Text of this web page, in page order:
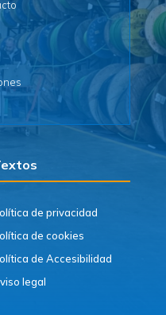
de privacidad
de cookies
de Accesibilidad
legal